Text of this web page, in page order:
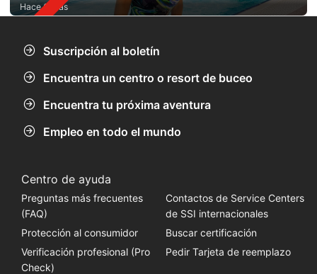
Hace 6 días
Suscripción al boletín
Encuentra un centro o resort de buceo
Encuentra tu próxima aventura
Empleo en todo el mundo
Centro de ayuda
Preguntas más frecuentes
(FAQ)
Contactos de Service Centers
de SSI internacionales
Protección al consumidor
Buscar certificación
Verificación profesional (Pro
Check)
Pedir Tarjeta de reemplazo